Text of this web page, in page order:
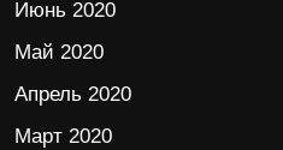
Июнь 2020
Май 2020
Апрель 2020
Март 2020